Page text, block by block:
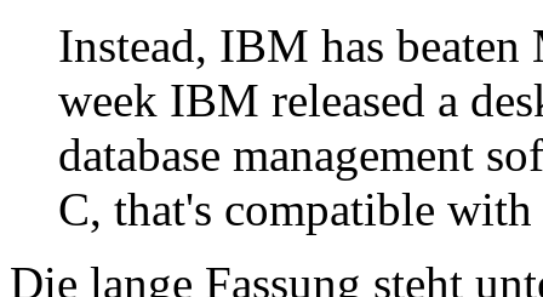
Instead, IBM has
week IBM released a
database management
C, that's compatible
Die lange Fassung steht